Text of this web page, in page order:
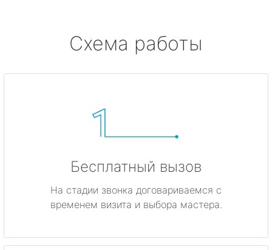
Схема работы
Бесплатный вызов
На стадии звонка договариваемся с
временем визита и выбора мастера.